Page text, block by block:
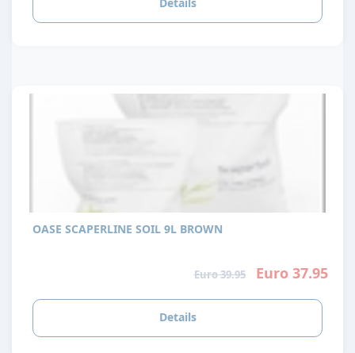
OASE SCAPERLINE SOIL 9L BROWN
Euro 39.95 Euro 37.95
Details